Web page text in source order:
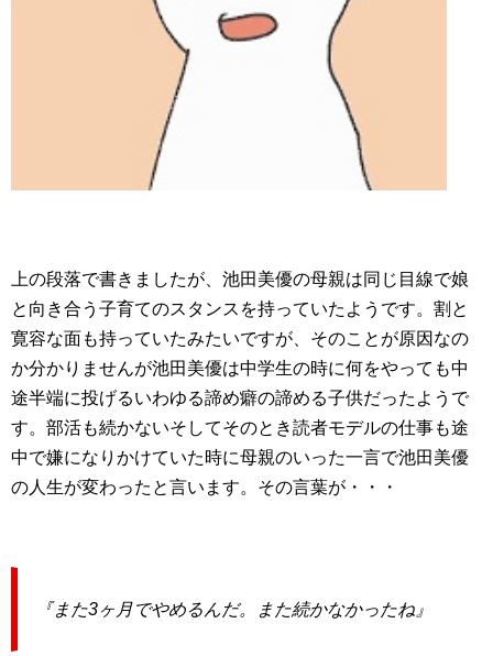
上の段落で書きましたが、池田美優の母親は同じ目線で娘
と向き合う子育てのスタンスを持っていたようです。割と
寛容な面も持っていたみたいですが、そのことが原因なの
か分かりませんが池田美優は中学生の時に何をやっても中
途半端に投げるいわゆる諦め癖の諦める子供だったようで
す。部活も続かないそしてそのとき読者モデルの仕事も途
中で嫌になりかけていた時に母親のいった一言で池田美優
の人生が変わったと言います。その言葉が・・・
『また3ヶ月でやめるんだ。また続かなかったね』